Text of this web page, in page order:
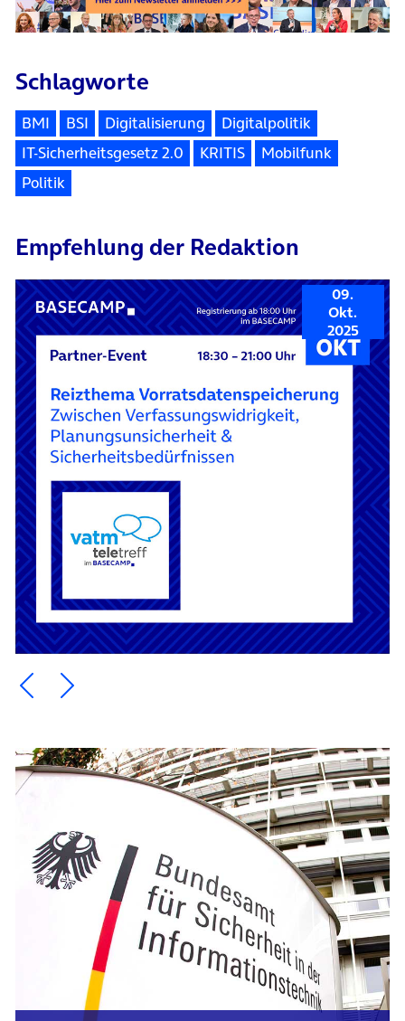
Schlagworte
BMI BSI Digitalisierung
Digitalpolitik
IT-Sicherheitsgesetz 2.0
KRITIS
Mobilfunk
Politik
Empfehlung der Redaktion
09.
Okt.
2025
Ein Element zurück blättern
Ein Element weiter blättern